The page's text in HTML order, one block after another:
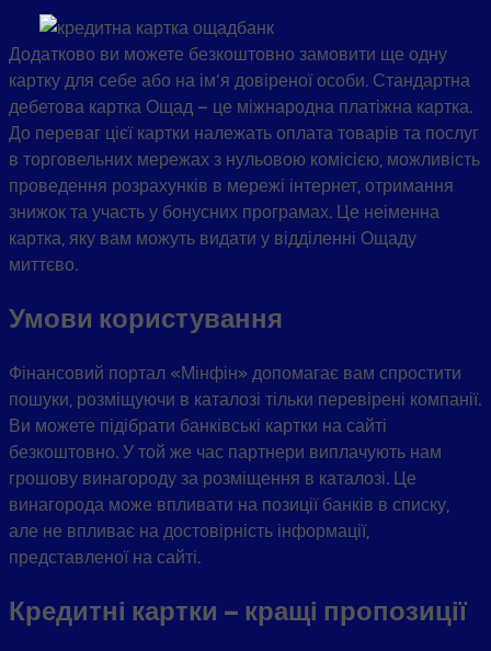
Додатково ви можете безкоштовно замовити ще одну
картку для себе або на ім’я довіреної особи. Стандартна
дебетова картка Ощад – це міжнародна платіжна картка.
До переваг цієї картки належать оплата товарів та послуг
в торговельних мережах з нульовою комісією, можливість
проведення розрахунків в мережі інтернет, отримання
знижок та участь у бонусних програмах. Це неіменна
картка, яку вам можуть видати у відділенні Ощаду
миттєво.
Умови користування
Фінансовий портал «Мінфін» допомагає вам спростити
пошуки, розміщуючи в каталозі тільки перевірені компанії.
Ви можете підібрати банківські картки на сайті
безкоштовно. У той же час партнери виплачують нам
грошову винагороду за розміщення в каталозі. Це
винагорода може впливати на позиції банків в списку,
але не впливає на достовірність інформації,
представленої на сайті.
Кредитні картки – кращі пропозиції